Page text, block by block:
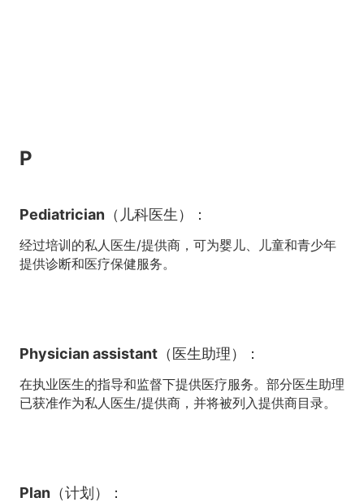
P
Pediatrician（儿科医生）：
经过培训的私人医生/提供商，可为婴儿、儿童和青少年
提供诊断和医疗保健服务。
Physician assistant（医生助理）：
在执业医生的指导和监督下提供医疗服务。部分医生助理
已获准作为私人医生/提供商，并将被列入提供商目录。
Plan（计划）：